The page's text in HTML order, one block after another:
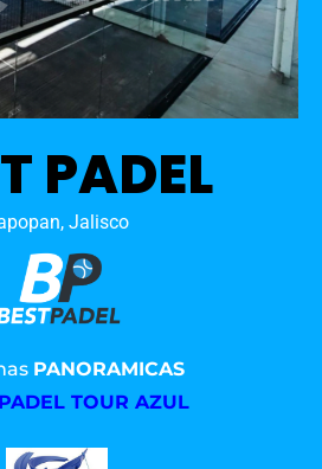
PADEL
Jalisco
PANORAMICAS
TOUR AZUL